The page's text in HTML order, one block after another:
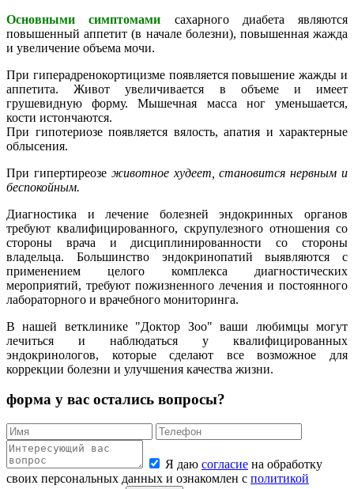
Основными симптомами сахарного диабета являются
повышенный аппетит (в начале болезни), повышенная жажда
и увеличение объема мочи.
При гиперадренокортицизме появляется повышение жажды и
аппетита. Живот увеличивается в объеме и имеет
грушевидную форму. Мышечная масса ног уменьшается,
кости истончаются.
При гипотериозе появляется вялость, апатия и характерные
облысения.
При гипертиреозе животное худеет, становится нервным и
беспокойным.
Диагностика и лечение болезней эндокринных органов
требуют квалифицированного, скрупулезного отношения со
стороны врача и дисциплинированности со стороны
владельца. Большинство эндокринопатий выявляются с
применением целого комплекса диагностических
мероприятий, требуют пожизненного лечения и постоянного
лабораторного и врачебного мониторинга.
В нашей ветклинике "Доктор Зоо" ваши любимцы могут
лечиться и наблюдаться у квалифицированных
эндокринологов, которые сделают все возможное для
коррекции болезни и улучшения качества жизни.
форма у вас остались вопросы?
Я даю согласие на обработку
своих персональных данных и ознакомлен с политикой